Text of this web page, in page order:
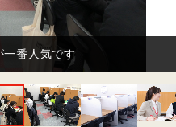
徒２名）が一番人気です